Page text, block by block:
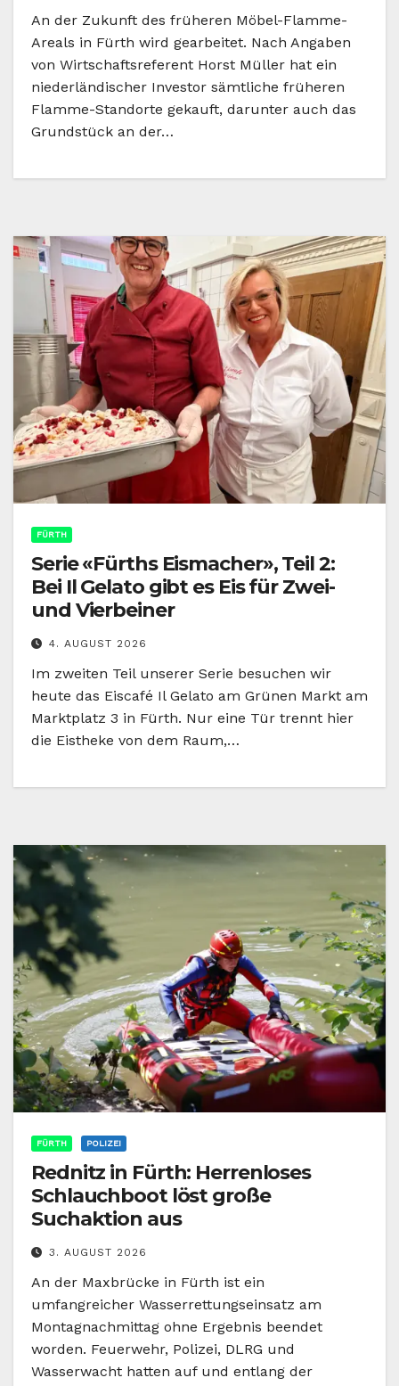
An der Zukunft des früheren Möbel-Flamme-
Areals in Fürth wird gearbeitet. Nach Angaben
von Wirtschaftsreferent Horst Müller hat ein
niederländischer Investor sämtliche früheren
Flamme-Standorte gekauft, darunter auch das
Grundstück an der…
FÜRTH
Serie «Fürths Eismacher», Teil 2:
Bei Il Gelato gibt es Eis für Zwei-
und Vierbeiner
4. AUGUST 2026
Im zweiten Teil unserer Serie besuchen wir
heute das Eiscafé Il Gelato am Grünen Markt am
Marktplatz 3 in Fürth. Nur eine Tür trennt hier
die Eistheke von dem Raum,…
FÜRTH POLIZEI
Rednitz in Fürth: Herrenloses
Schlauchboot löst große
Suchaktion aus
3. AUGUST 2026
An der Maxbrücke in Fürth ist ein
umfangreicher Wasserrettungseinsatz am
Montagnachmittag ohne Ergebnis beendet
worden. Feuerwehr, Polizei, DLRG und
Wasserwacht hatten auf und entlang der